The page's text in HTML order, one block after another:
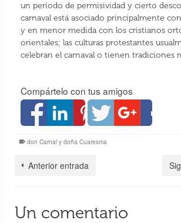
un período de permisividad y cierto
carnaval está asociado principalmente
y en menor medida con los cristianos
orientales; las culturas protestantes
celebran el carnaval o tienen tradiciones
Compártelo con tus amigos
don Carnal y doña Cuaresma
Anterior entrada
Un comentario